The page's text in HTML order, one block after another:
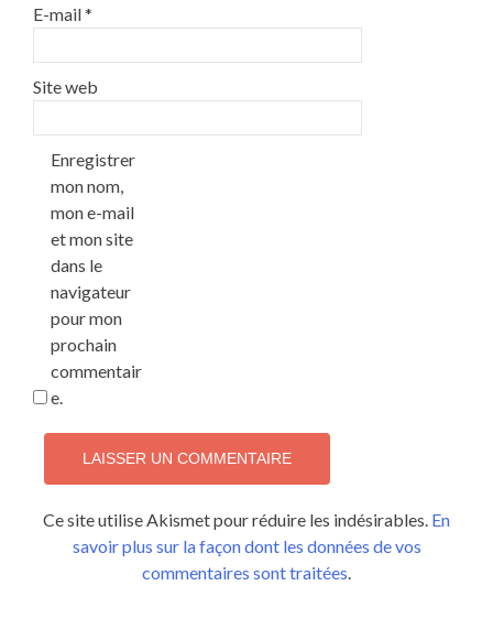
E-mail*
Site web
Enregistrer
mon nom,
mon e-mail
et mon site
dans le
navigateur
pour mon
prochain
commentair
e.
Ce site utilise Akismet pour réduire les indésirables. En
savoir plus sur la façon dont les données de vos
commentaires sont traitées.